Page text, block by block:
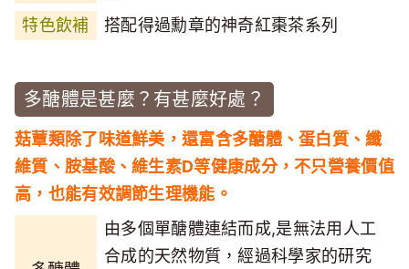
特色飲補
搭配得過勳章的神奇紅棗茶系列
多醣體是甚麼？有甚麼好處？
菇蕈類除了味道鮮美，還富含多醣體、蛋白質、纖
維質、胺基酸、維生素D等健康成分，不只營養價值
高，也能有效調節生理機能。
由多個單醣體連結而成,是無法用人工
合成的天然物質，經過科學家的研究